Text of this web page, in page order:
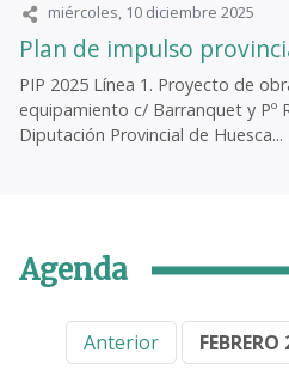
miércoles, 10 diciembre 2025
Plan de impulso
PIP 2025 Línea 1. Proyecto de
equipamiento c/ Barranquet y Pº
Diputación Provincial de Huesca...
Agenda
Anterior FEBRERO